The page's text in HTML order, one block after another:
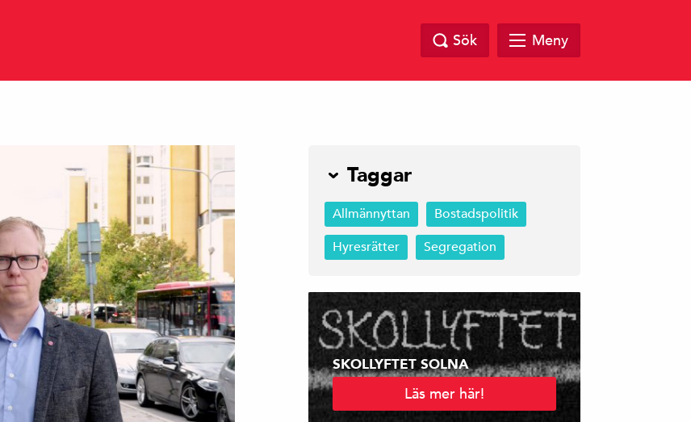
Sök Meny
Taggar
Allmännyttan Bostadspolitik
Hyresrätter Segregation
SKOLLYFTET SOLNA
Läs mer här!